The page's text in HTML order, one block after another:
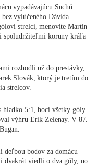
vypadávajúcu Suchú
vylúčeného Dávida
strelci, menovite Martin
spoludržiteľmi koruny kráľa
rozhodli už do prestávky,
Slovák, ktorý je tretím do
strelcov.
hladko 5:1, hoci všetky góly
výhru Erik Zelenay. V 87.
deľbou bodov za domácu
dvakrát viedli o dva góly, no